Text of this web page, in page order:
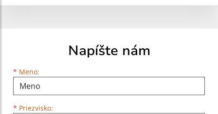
Napíšte nám
* Meno:
Meno
* Priezvisko:
Priezvisko
E-mailová adresa